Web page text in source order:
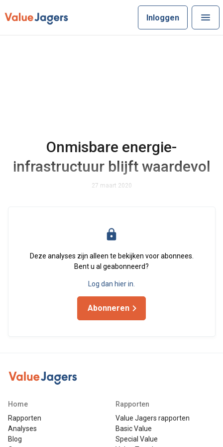
Inloggen
Onmisbare energie-
infrastructuur blijft waardevol
27 maart 2020
Deze analyses zijn alleen te bekijken voor abonnees.
Bent u al geabonneerd?
Log dan hier in.
Abonneren
Home
Rapporten
Analyses
Blog
Rapporten
Value Jagers rapporten
Basic Value
Special Value